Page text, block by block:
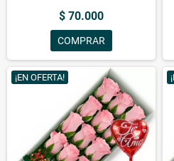
$ 70.000
COMPRAR
¡EN OFERTA!